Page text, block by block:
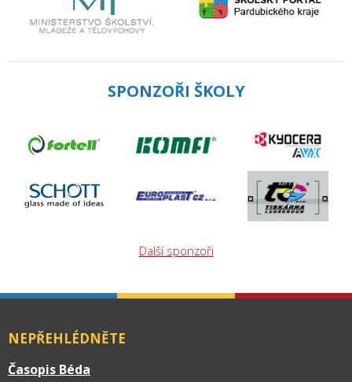
SPONZOŘI ŠKOLY
Další sponzoři
NEPŘEHLÉDNĚTE
Časopis Béda